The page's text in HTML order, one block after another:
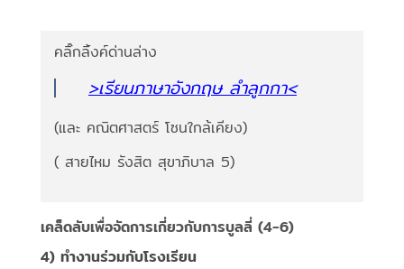
คลิ๊กลิ้งค์ด่านล่าง
>เรียนภาษาอังกฤษ ลำลูกกา<
(และ คณิตศาสตร์ โซนใกล้เคียง)
( สายไหม รังสิต สุขาภิบาล 5)
เคล็ดลับเพื่อจัดการเกี่ยวกับการบูลลี่ (4-6)
4) ทำงานร่วมกับโรงเรียน